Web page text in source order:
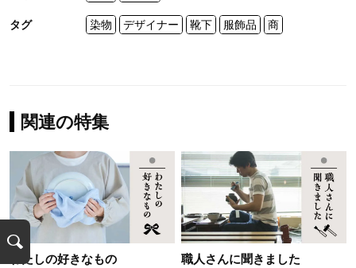
タグ 染物 デザイナー 靴下 服飾品 商
関連の特集
わたしの好きなもの 職人さんに聞きました
検